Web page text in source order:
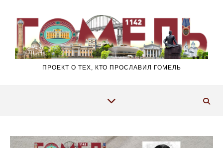
ПРОЕКТ О ТЕХ, КТО ПРОСЛАВИЛ ГОМЕЛЬ